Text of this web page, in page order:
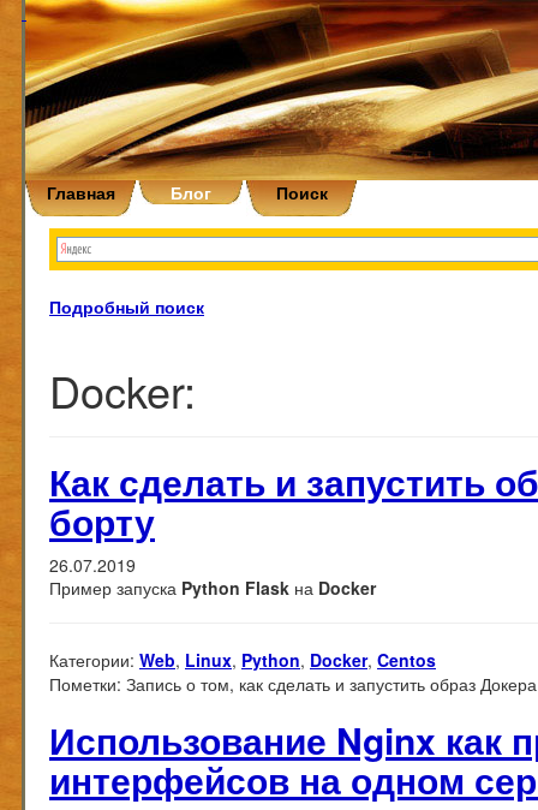
Главная Блог Поиск
Подробный поиск
Docker:
Как сделать и запустить
борту
26.07.2019
Пример запуска Python Flask на Docker
Категории: Web, Linux, Python, Docker, Centos
Пометки: Запись о том, как сделать и запустить образ
Использование Nginx как
интерфейсов на одном